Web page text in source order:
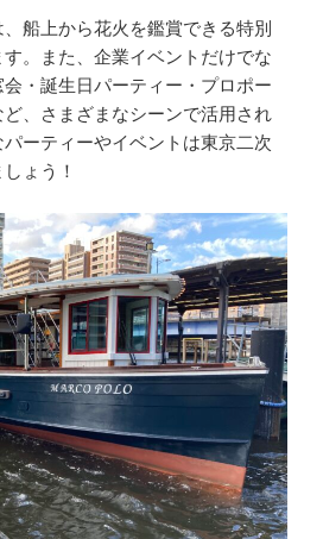
船上から花火を鑑賞できる特別
。また、企業イベントだけでな
・誕生日パーティー・プロポー
、さまざまなシーンで活用され
ーティーやイベントは東京二次
ょう！